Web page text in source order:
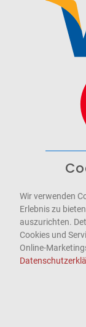
Wir verwenden
Erlebnis zu
auszurichten.
Cookies und
Online-